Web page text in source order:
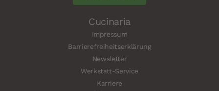
Cucinaria
Impressum
Barrierefreiheitserklärung
Newsletter
Werkstatt-Service
Karriere